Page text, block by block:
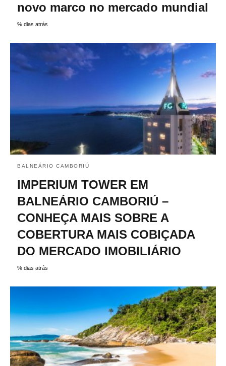
novo marco no mercado mundial
% dias atrás
BALNEÁRIO CAMBORIÚ
IMPERIUM TOWER EM
BALNEÁRIO CAMBORIÚ –
CONHEÇA MAIS SOBRE A
COBERTURA MAIS COBIÇADA
DO MERCADO IMOBILIÁRIO
% dias atrás